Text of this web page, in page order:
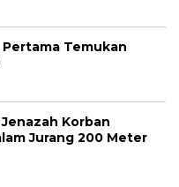
Temukan
Korban
Jurang 200 Meter